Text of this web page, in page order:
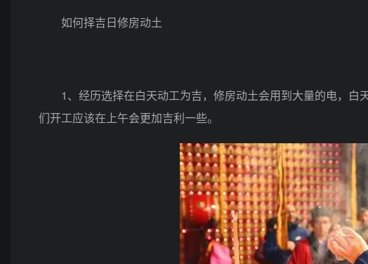
如何择吉日修房动土
1、经历选择在白天动工为吉，修房动土会用到大量的电，白
们开工应该在上午会更加吉利一些。